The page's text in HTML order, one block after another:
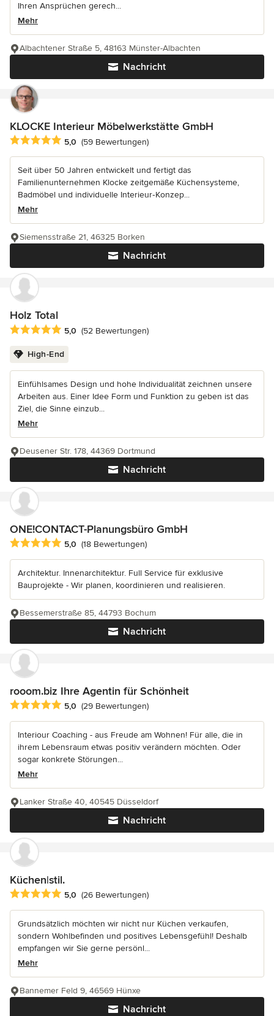
Ihren Ansprüchen gerech...
Mehr
Nachricht
Albachtener Straße 5, 48163 Münster-Albachten
KLOCKE Interieur Möbelwerkstätte GmbH
Durchschnittliche Bewertung: 5 von 5 Sternen
5,0 (59 Bewertungen)
Seit über 50 Jahren entwickelt und fertigt das
Familienunternehmen Klocke zeitgemäße Küchensysteme,
Badmöbel und individuelle Interieur‑Konzep...
Mehr
Nachricht
Siemensstraße 21, 46325 Borken
Holz Total
Durchschnittliche Bewertung: 5 von 5 Sternen
5,0 (52 Bewertungen)
High-End
Einfühlsames Design und hohe Individualität zeichnen unsere
Arbeiten aus. Einer Idee Form und Funktion zu geben ist das
Ziel, die Sinne einzub...
Mehr
Nachricht
Deusener Str. 178, 44369 Dortmund
ONE!CONTACT-Planungsbüro GmbH
Durchschnittliche Bewertung: 5 von 5 Sternen
5,0 (18 Bewertungen)
Architektur. Innenarchitektur. Full Service für exklusive
Bauprojekte - Wir planen, koordinieren und realisieren.
Nachricht
Bessemerstraße 85, 44793 Bochum
rooom.biz Ihre Agentin für Schönheit
Durchschnittliche Bewertung: 5 von 5 Sternen
5,0 (29 Bewertungen)
Interiour Coaching - aus Freude am Wohnen! Für alle, die in
ihrem Lebensraum etwas positiv verändern möchten. Oder
sogar konkrete Störungen...
Mehr
Nachricht
Lanker Straße 40, 40545 Düsseldorf
Küchen|stil.
Durchschnittliche Bewertung: 5 von 5 Sternen
5,0 (26 Bewertungen)
Grundsätzlich möchten wir nicht nur Küchen verkaufen,
sondern Wohlbefinden und positives Lebensgefühl! Deshalb
empfangen wir Sie gerne persönl...
Mehr
Nachricht
Bannemer Feld 9, 46569 Hünxe